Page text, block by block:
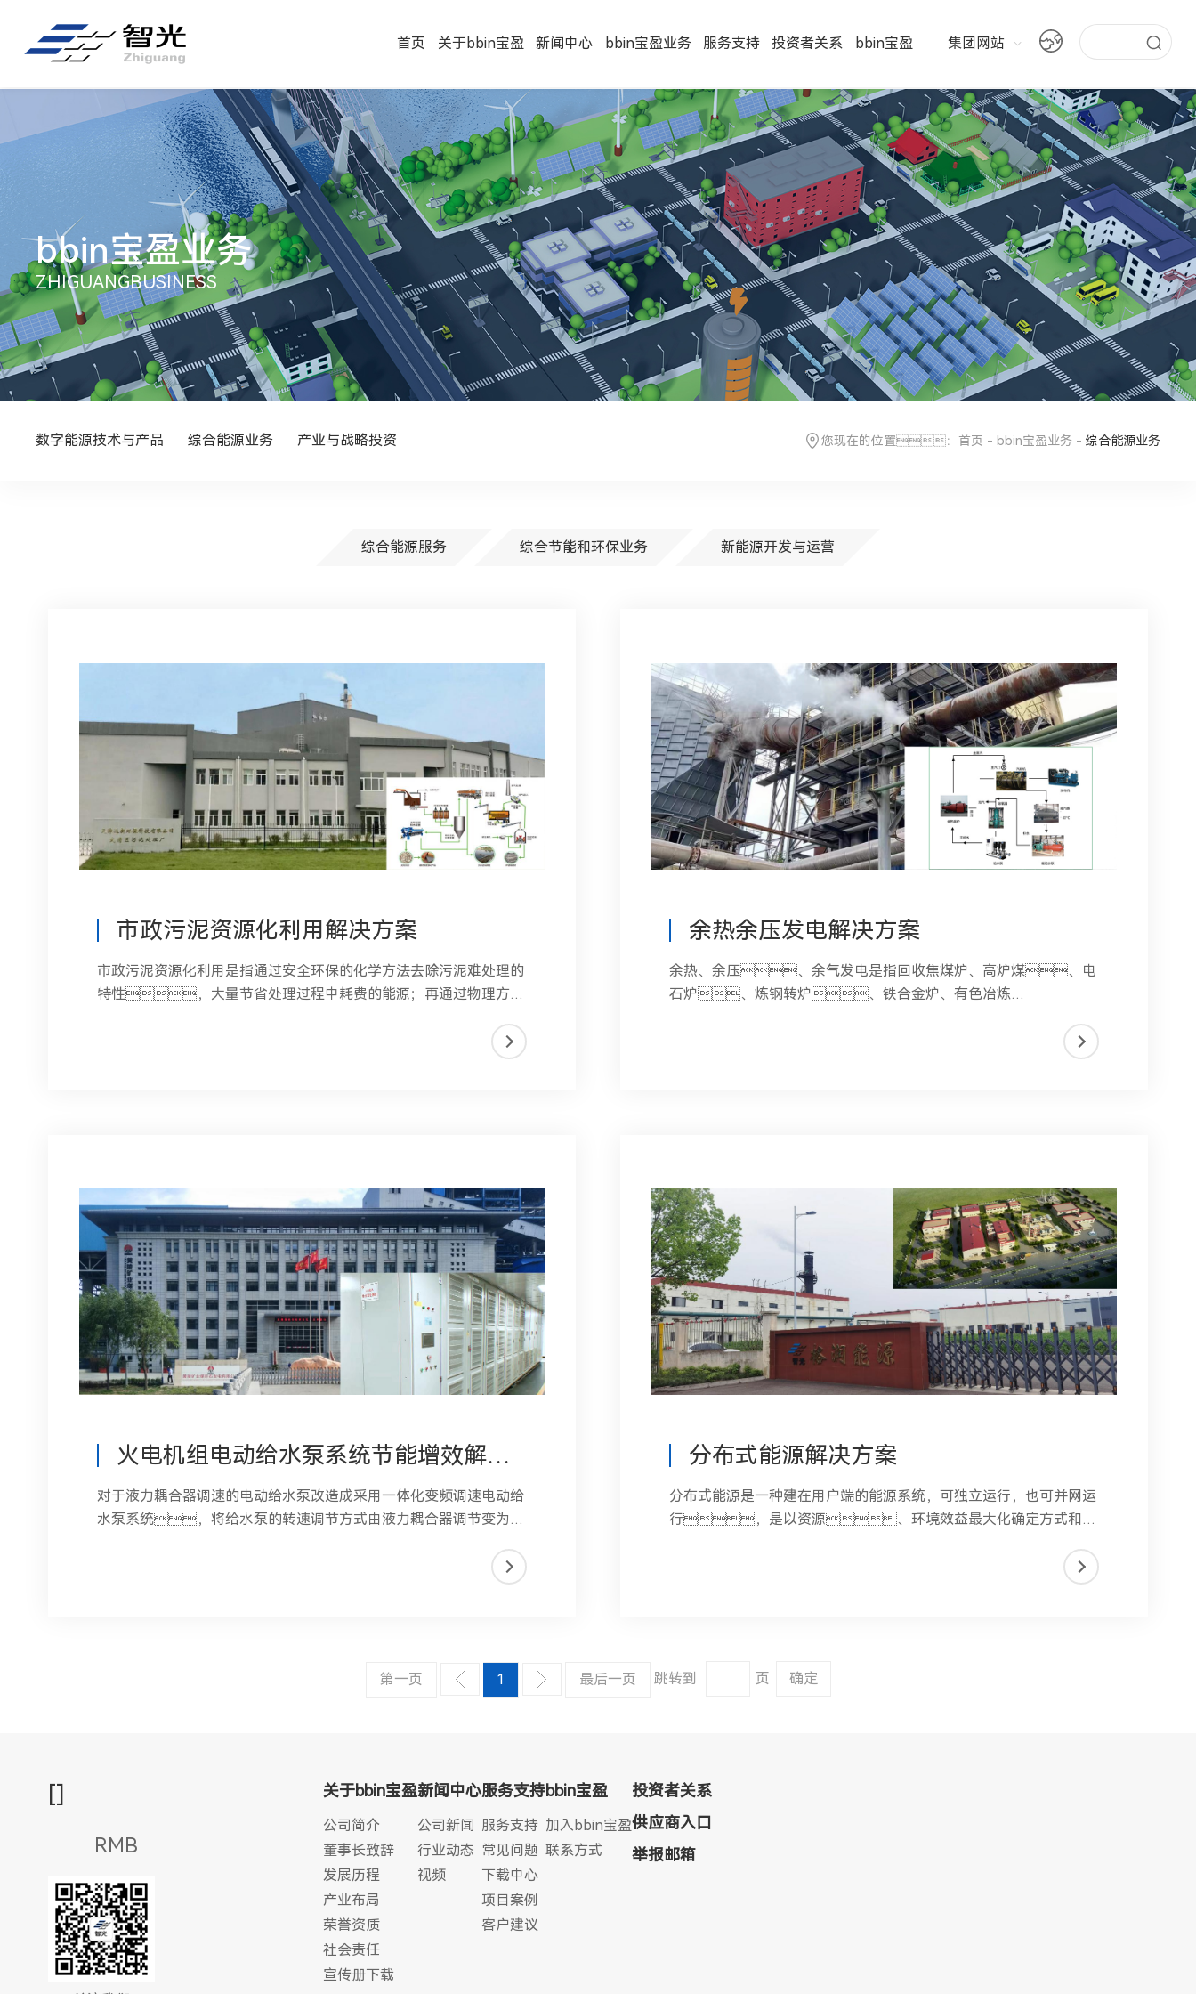
集团网站
首页 关于bbin宝盈 新闻中心 bbin宝盈业务 服务支持 投资者关系 bbin宝盈
bbin宝盈业务
ZHIGUANGBUSINESS
您现在的位置： 首页 - bbin宝盈业务 - 综合能源业务
数字能源技术与产品 综合能源业务 产业与战略投资
综合能源服务 综合节能和环保业务 新能源开发与运营
市政污泥资源化利用解决方案
市政污泥资源化利用是指通过安全环保的化学方法去除污泥难处理的
特性，大量节省处理过程中耗费的能源；再通过物理方法
用到污水处理环节的絮凝剂、稀缺的战略物资磷、
余热余压发电解决方案
余热、余压、余气发电是指回收焦煤炉、高炉煤、电
石炉、炼钢转炉、铁合金炉、有色冶炼
可燃性气体生产电力，并且无二次燃料添加。
火电机组电动给水泵系统节能增效解决方案
对于液力耦合器调速的电动给水泵改造成采用一体化变频调速电动给
水泵系统，将给水泵的转速调节方式由液力耦合器调节变为变
分布式能源解决方案
分布式能源是一种建在用户端的能源系统，可独立运行，也可并网运
行，是以资源、环境效益最大化确定方式和容
统整合优化，采用需求应对式设计和？榛渲玫男滦湍茉聪低常
第一页 1 最后一页 跳转到 页
[]
RMB
关于bbin宝盈
公司简介
董事长致辞
发展历程
产业布局
荣誉资质
社会责任
宣传册下载
新闻中心
公司新闻
行业动态
视频
服务支持
服务支持
常见问题
下载中心
项目案例
客户建议
bbin宝盈
加入bbin宝盈
联系方式
投资者关系
供应商入口
举报邮箱